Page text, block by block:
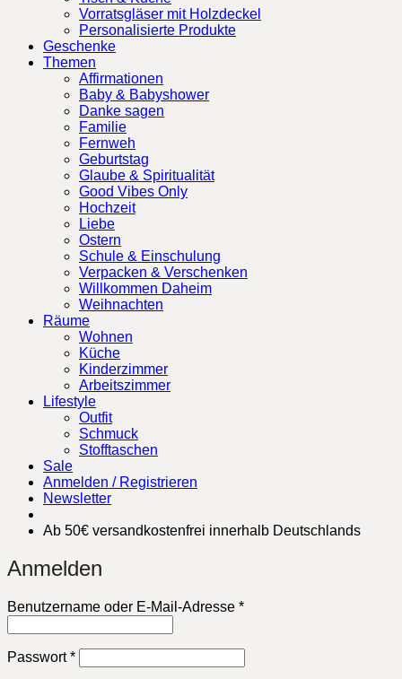
Vorratsgläser mit Holzdeckel
Personalisierte Produkte
Geschenke
Themen
Affirmationen
Baby & Babyshower
Danke sagen
Familie
Fernweh
Geburtstag
Glaube & Spiritualität
Good Vibes Only
Hochzeit
Liebe
Ostern
Schule & Einschulung
Verpacken & Verschenken
Willkommen Daheim
Weihnachten
Räume
Wohnen
Küche
Kinderzimmer
Arbeitszimmer
Lifestyle
Outfit
Schmuck
Stofftaschen
Sale
Anmelden / Registrieren
Newsletter
Ab 50€ versandkostenfrei innerhalb Deutschlands
Anmelden
Benutzername oder E-Mail-Adresse *Erforderlich
Passwort*Erforderlich